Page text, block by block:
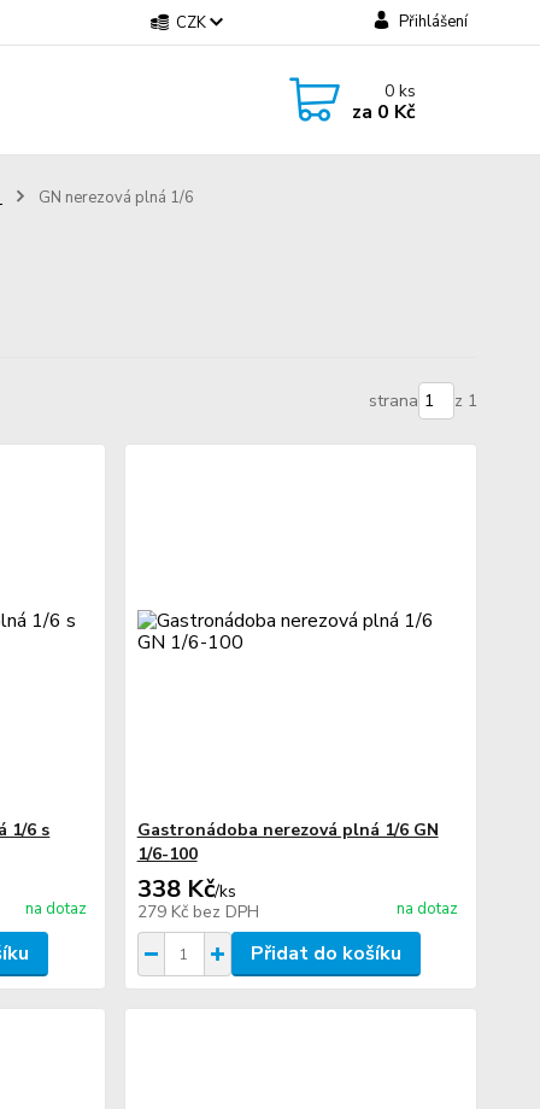
CZK Přihlášení
0ks
za 0 Kč
GN nerezová plná 1/6
strana z 1
1/6 s
na dotaz
Gastronádoba nerezová plná 1/6 GN
1/6-100
338 Kč/ks
279 Kč bez DPH na dotaz
Přidat do košíku